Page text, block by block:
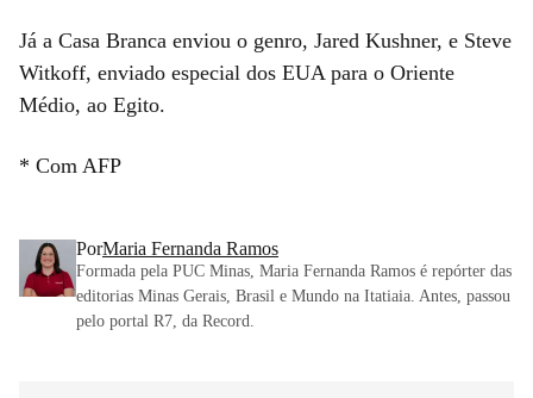
Já a Casa Branca enviou o genro, Jared Kushner, e Steve
Witkoff, enviado especial dos EUA para o Oriente
Médio, ao Egito.
* Com AFP
PorMaria Fernanda Ramos
Formada pela PUC Minas, Maria Fernanda Ramos é repórter das
editorias Minas Gerais, Brasil e Mundo na Itatiaia. Antes, passou
pelo portal R7, da Record.